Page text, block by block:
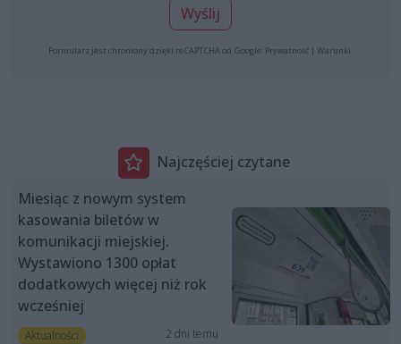
Wyślij
Formularz jest chroniony dzięki reCAPTCHA od Google: Prywatność | Warunki
Najczęściej czytane
Miesiąc z nowym system
kasowania biletów w
komunikacji miejskiej.
Wystawiono 1300 opłat
dodatkowych więcej niż rok
wcześniej
Aktualności 2 dni temu